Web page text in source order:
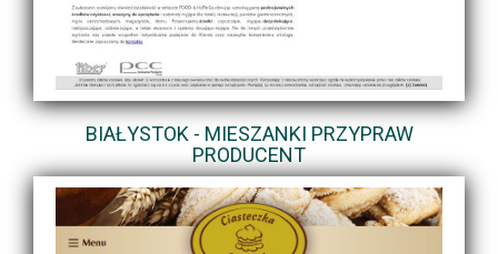
BIAŁYSTOK - MIESZANKI PRZYPRAW
PRODUCENT